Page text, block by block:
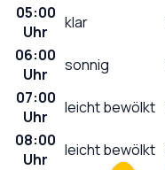
05:00
Uhr
klar
06:00
Uhr
sonnig
07:00
Uhr
leicht bewölkt
08:00
Uhr
leicht bewölkt